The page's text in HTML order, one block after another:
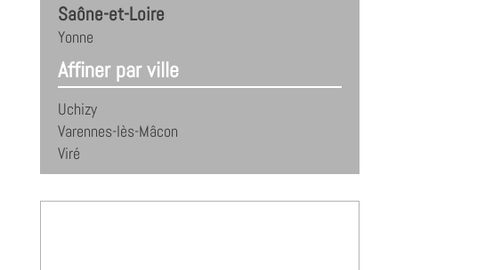
Saône-et-Loire
Yonne
Affiner par ville
Uchizy
Varennes-lès-Mâcon
Viré